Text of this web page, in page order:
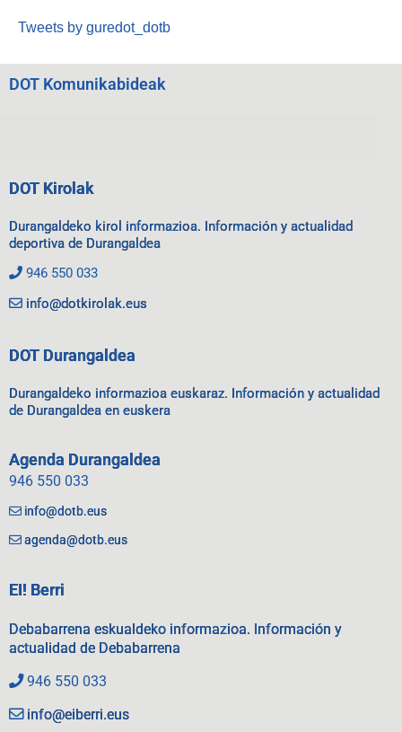
Tweets by guredot_dotb
DOT Komunikabideak
DOT Kirolak
Durangaldeko kirol informazioa. Información y actualidad
deportiva de Durangaldea
946 550 033
info@dotkirolak.eus
DOT Durangaldea
Durangaldeko informazioa euskaraz. Información y actualidad
de Durangaldea en euskera
Agenda Durangaldea
946 550 033
info@dotb.eus
agenda@dotb.eus
EI! Berri
Debabarrena eskualdeko informazioa. Información y
actualidad de Debabarrena
946 550 033
info@eiberri.eus